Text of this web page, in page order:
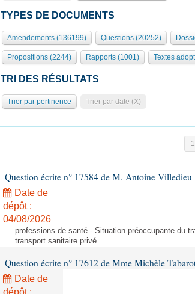
TYPES DE DOCUMENTS
Amendements (136199) Questions (20252)
Propositions (2244) Rapports (1001) Textes
TRI DES RÉSULTATS
Trier par pertinence Trier par date (X)
1
Question écrite n° 17584 de M. Antoine Villedieu
Date de
dépôt :
04/08/2026
professions de santé - Situation préoccupante du
transport sanitaire privé
Question écrite n° 17612 de Mme Michèle
Date de
dépôt :